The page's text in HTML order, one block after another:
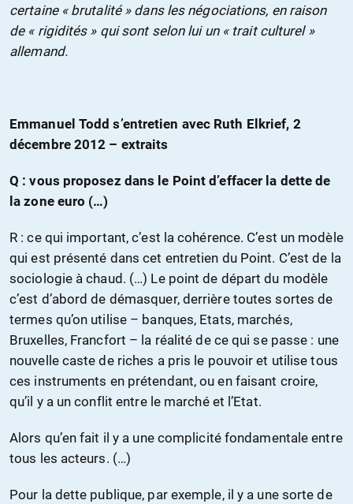
certaine « brutalité » dans les négociations, en raison
de « rigidités » qui sont selon lui un « trait culturel »
allemand.
Emmanuel Todd s’entretien avec Ruth Elkrief, 2
décembre 2012 – extraits
Q : vous proposez dans le Point d’effacer la dette de
la zone euro (…)
R : ce qui important, c’est la cohérence. C’est un modèle
qui est présenté dans cet entretien du Point. C’est de la
sociologie à chaud. (…) Le point de départ du modèle
c’est d’abord de démasquer, derrière toutes sortes de
termes qu’on utilise – banques, Etats, marchés,
Bruxelles, Francfort – la réalité de ce qui se passe : une
nouvelle caste de riches a pris le pouvoir et utilise tous
ces instruments en prétendant, ou en faisant croire,
qu’il y a un conflit entre le marché et l’Etat.
Alors qu’en fait il y a une complicité fondamentale entre
tous les acteurs. (…)
Pour la dette publique, par exemple, il y a une sorte de